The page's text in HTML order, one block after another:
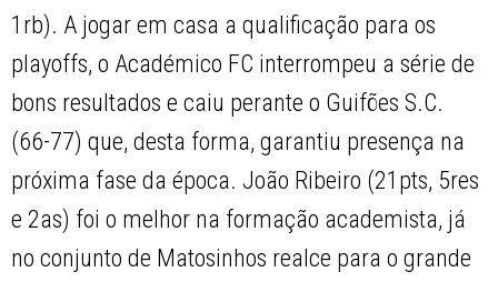
1rb). A jogar em casa a qualificação para os
playoffs, o Académico FC interrompeu a série de
bons resultados e caiu perante o Guifões S.C.
(66-77) que, desta forma, garantiu presença na
próxima fase da época. João Ribeiro (21pts, 5res
e 2as) foi o melhor na formação academista, já
no conjunto de Matosinhos realce para o grande